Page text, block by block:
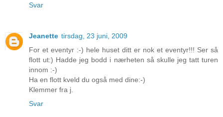
Svar
Jeanette tirsdag, 23 juni, 2009
For et eventyr :-) hele huset ditt er nok et eventyr!!! Ser så
flott ut:) Hadde jeg bodd i nærheten så skulle jeg tatt turen
innom :-)
Ha en flott kveld du også med dine:-)
Klemmer fra j.
Svar